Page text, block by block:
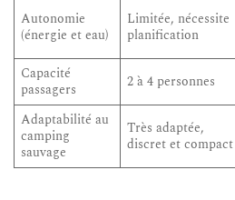
Autonomie
(énergie et eau)
Limitée, nécessite
planification
Capacité
passagers
2 à 4 personnes
Adaptabilité au
camping
sauvage
Très adaptée,
discret et compact